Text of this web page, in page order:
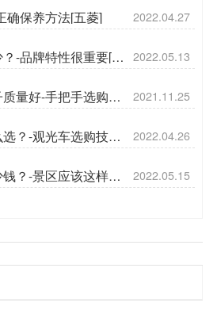
确保养方法[五菱] 2022.04.27
-品牌特性很重要[五 2022.05.13
量好-手把手选购车 2021.11.25
？-观光车选购技巧 2022.04.26
？-景区应该这样运 2022.05.15